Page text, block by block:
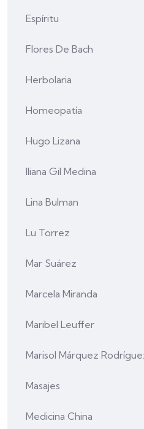
Espíritu
Flores De Bach
Herbolaria
Homeopatía
Hugo Lizana
Iliana Gil Medina
Lina Bulman
Lu Torrez
Mar Suárez
Marcela Miranda
Maribel Leuffer
Marisol Márquez
Masajes
Medicina China